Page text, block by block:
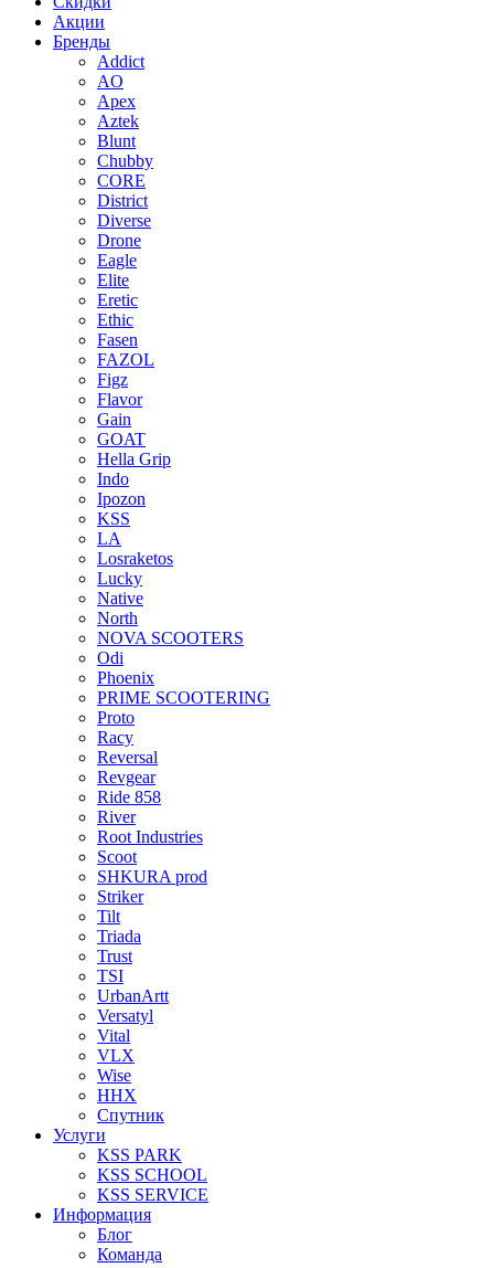
Акции
Бренды
Addict
AO
Apex
Aztek
Blunt
Chubby
CORE
District
Diverse
Drone
Eagle
Elite
Eretic
Ethic
Fasen
FAZOL
Figz
Flavor
Gain
GOAT
Hella Grip
Indo
Ipozon
KSS
LA
Losraketos
Lucky
Native
North
NOVA SCOOTERS
Odi
Phoenix
PRIME SCOOTERING
Proto
Racy
Reversal
Revgear
Ride 858
River
Root Industries
Scoot
SHKURA рrоd
Striker
Tilt
Triada
Trust
TSI
UrbanArtt
Versatyl
Vital
VLX
Wise
ННХ
Спутник
Услуги
KSS PARK
KSS SCHOOL
KSS SERVICE
Информация
Блог
Команда